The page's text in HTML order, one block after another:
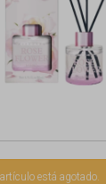
está agotado.